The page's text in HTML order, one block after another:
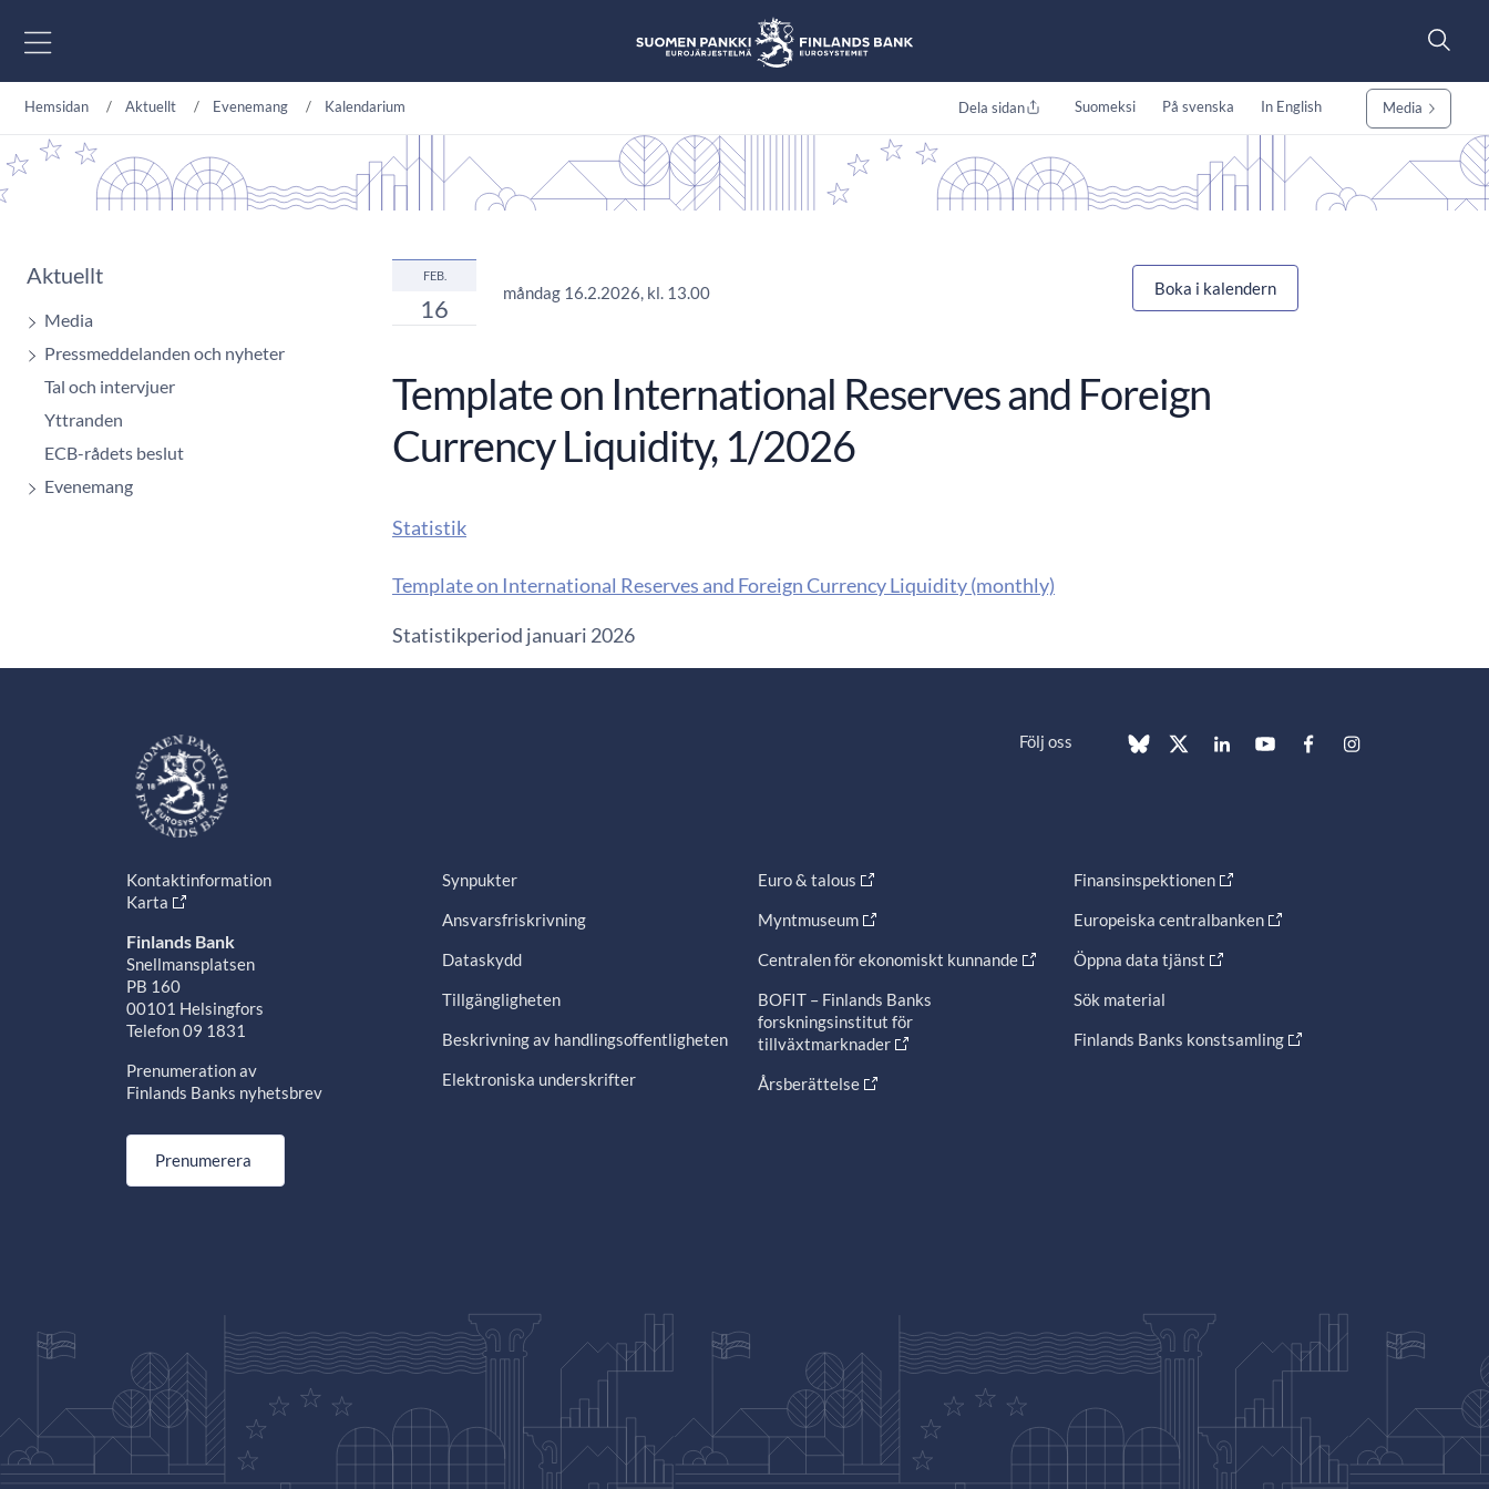
Hemsidan Aktuellt Evenemang Kalendarium Dela sidan Suomeksi På svenska In English Media
Aktuellt
Media
Pressmeddelanden och nyheter
Tal och intervjuer
Yttranden
ECB-rådets beslut
Evenemang
FEB.
16
måndag 16.2.2026, kl. 13.00 Boka i kalendern
Template on International Reserves and Foreign
Currency Liquidity, 1/2026
Statistik
Template on International Reserves and Foreign Currency Liquidity (monthly)
Statistikperiod januari 2026
Följ oss
Kontaktinformation
Karta
Finlands Bank
Snellmansplatsen
PB 160
00101 Helsingfors
Telefon 09 1831
Prenumeration av
Finlands Banks nyhetsbrev
Prenumerera
Synpukter
Ansvarsfriskrivning
Dataskydd
Tillgängligheten
Beskrivning av handlingsoffentligheten
Elektroniska underskrifter
Euro & talous
Myntmuseum
Centralen för ekonomiskt kunnande
BOFIT – Finlands Banks
forskningsinstitut för
tillväxtmarknader
Årsberättelse
Finansinspektionen
Europeiska centralbanken
Öppna data tjänst
Sök material
Finlands Banks konstsamling